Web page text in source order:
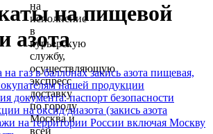
на пищевой
азота